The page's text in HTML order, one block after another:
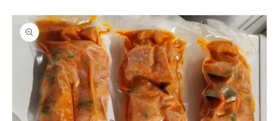
Passer aux
informations
produits